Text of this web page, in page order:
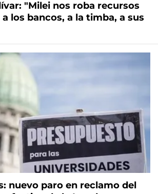
"Milei nos roba recursos
los bancos, a la timba, a sus
nuevo paro en reclamo del